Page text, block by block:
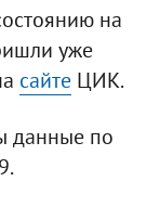
на
уже
сайтеЦИК.
данные по